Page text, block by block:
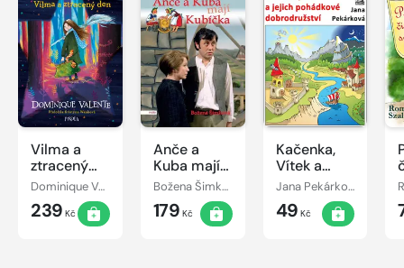
Vilma a
ztracený
den
Dominique Valente
239 Kč
Anče a
Kuba mají
Kubíčka
Božena Šimková
179 Kč
Kačenka,
Vítek a
jejich
pohádkové
dobrodružství
Jana Pekárková
49 Kč